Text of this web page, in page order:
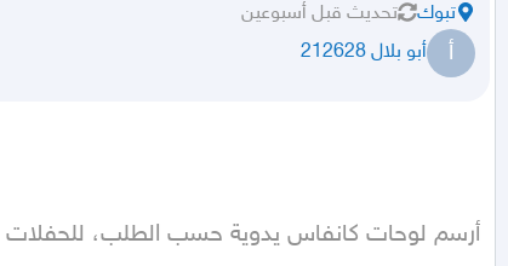
تبوك تحديث قبل أسبوعين
أ أبو بلال 212628